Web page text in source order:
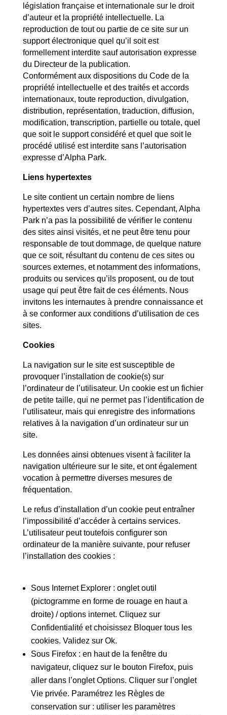
législation française et internationale sur le droit
d’auteur et la propriété intellectuelle. La
reproduction de tout ou partie de ce site sur un
support électronique quel qu’il soit est
formellement interdite sauf autorisation expresse
du Directeur de la publication.
Conformément aux dispositions du Code de la
propriété intellectuelle et des traités et accords
internationaux, toute reproduction, divulgation,
distribution, représentation, traduction, diffusion,
modification, transcription, partielle ou totale, quel
que soit le support considéré et quel que soit le
procédé utilisé est interdite sans l’autorisation
expresse d’Alpha Park.
Liens hypertextes
Le sitecontient un certain nombre de liens
hypertextes vers d’autres sites. Cependant, Alpha
Park n’a pas la possibilité de vérifier le contenu
des sites ainsi visités, et ne peut être tenu pour
responsable de tout dommage, de quelque nature
que ce soit, résultant du contenu de ces sites ou
sources externes, et notamment des informations,
produits ou services qu’ils proposent, ou de tout
usage qui peut être fait de ces éléments. Nous
invitons les internautes à prendre connaissance et
à se conformer aux conditions d’utilisation de ces
sites.
Cookies
La navigation sur le site est susceptible de
provoquer l’installation de cookie(s) sur
l’ordinateur de l’utilisateur. Un cookie est un fichier
de petite taille, qui ne permet pas l’identification de
l’utilisateur, mais qui enregistre des informations
relatives à la navigation d’un ordinateur sur un
site.
Les données ainsi obtenues visent à faciliter la
navigation ultérieure sur le site, et ont également
vocation à permettre diverses mesures de
fréquentation.
Le refus d’installation d’un cookie peut entraîner
l’impossibilité d’accéder à certains services.
L’utilisateur peut toutefois configurer son
ordinateur de la manière suivante, pour refuser
l’installation des cookies :
Sous Internet Explorer : onglet outil
(pictogramme en forme de rouage en haut a
droite) / options internet. Cliquez sur
Confidentialité et choisissez Bloquer tous les
cookies. Validez sur Ok.
Sous Firefox : en haut de la fenêtre du
navigateur, cliquez sur le bouton Firefox, puis
aller dans l’onglet Options. Cliquer sur l’onglet
Vie privée. Paramétrez les Règles de
conservation sur : utiliser les paramètres